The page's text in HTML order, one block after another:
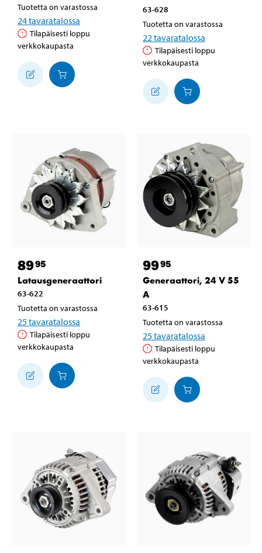
Tuotetta on varastossa
24tavaratalossa
Tilapäisesti loppu
verkkokaupasta
63-628
Tuotetta on varastossa
22 tavaratalossa
Tilapäisesti loppu
verkkokaupasta
8995
Latausgeneraattori
63-622
Tuotetta on varastossa
25tavaratalossa
Tilapäisesti loppu
verkkokaupasta
9995
Generaattori, 24 V 55
A
63-615
Tuotetta on varastossa
25tavaratalossa
Tilapäisesti loppu
verkkokaupasta